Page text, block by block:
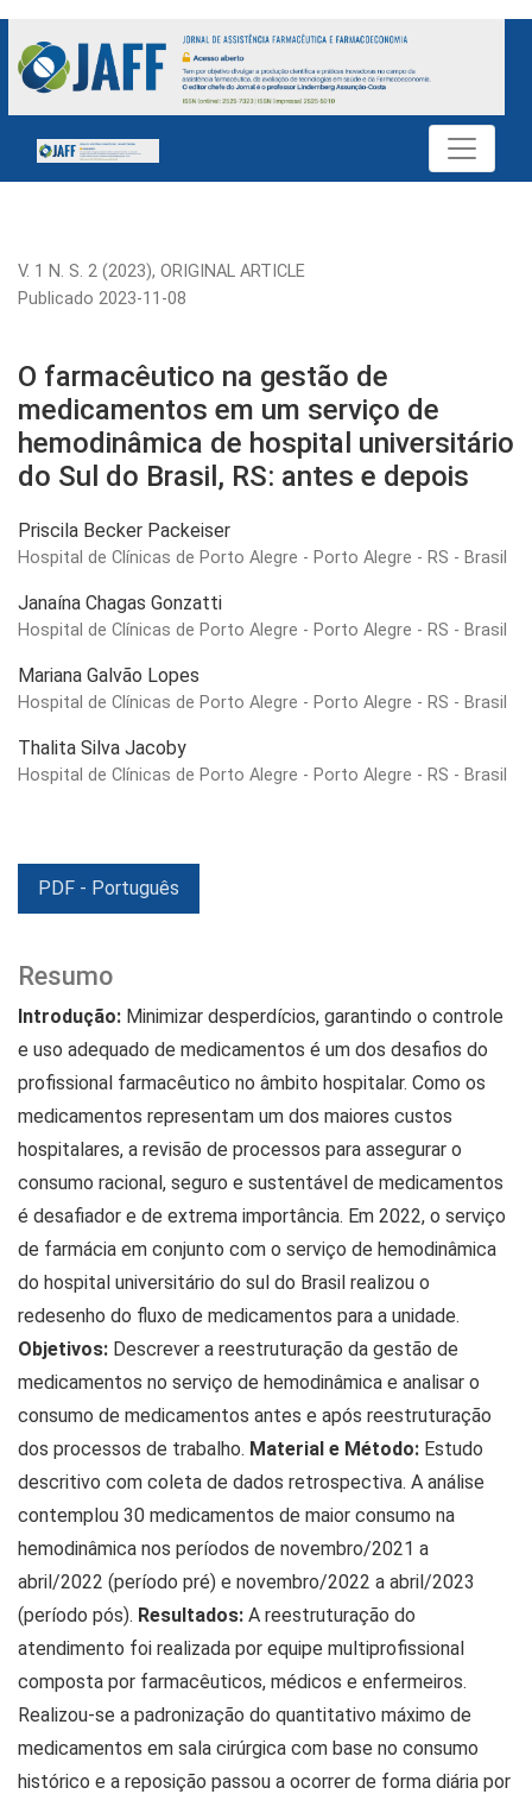
O farmacêutico na gestão de medicamentos em um serviço
V. 1 N. S. 2 (2023), ORIGINAL ARTICLE
O farmacêutico na gestão de
medicamentos em um serviço de
hemodinâmica de hospital universitário
do Sul do Brasil, RS: antes e depois
Publicado 2023-11-08
Priscila Becker Packeiser
Hospital de Clínicas de Porto Alegre - Porto Alegre - RS - Brasil
Janaína Chagas Gonzatti
Hospital de Clínicas de Porto Alegre - Porto Alegre - RS - Brasil
Mariana Galvão Lopes
Hospital de Clínicas de Porto Alegre - Porto Alegre - RS - Brasil
Thalita Silva Jacoby
Hospital de Clínicas de Porto Alegre - Porto Alegre - RS - Brasil
PDF - Português
Resumo
Introdução: Minimizar desperdícios, garantindo o controle
e uso adequado de medicamentos é um dos desafios do
profissional farmacêutico no âmbito hospitalar. Como os
medicamentos representam um dos maiores custos
hospitalares, a revisão de processos para assegurar o
consumo racional, seguro e sustentável de medicamentos
é desafiador e de extrema importância. Em 2022, o serviço
de farmácia em conjunto com o serviço de hemodinâmica
do hospital universitário do sul do Brasil realizou o
redesenho do fluxo de medicamentos para a unidade.
Objetivos: Descrever a reestruturação da gestão de
medicamentos no serviço de hemodinâmica e analisar o
consumo de medicamentos antes e após reestruturação
dos processos de trabalho. Material e Método: Estudo
descritivo com coleta de dados retrospectiva. A análise
contemplou 30 medicamentos de maior consumo na
hemodinâmica nos períodos de novembro/2021 a
abril/2022 (período pré) e novembro/2022 a abril/2023
(período pós). Resultados: A reestruturação do
atendimento foi realizada por equipe multiprofissional
composta por farmacêuticos, médicos e enfermeiros.
Realizou-se a padronização do quantitativo máximo de
medicamentos em sala cirúrgica com base no consumo
histórico e a reposição passou a ocorrer de forma diária por